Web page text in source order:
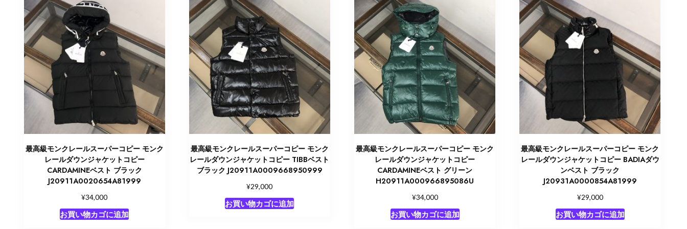
最高級モンクレールスーパーコピー モンク
レールダウンジャケットコピー
CARDAMINEベスト ブラック
J20911A0020654A81999
¥34,000
お買い物カゴに追加
最高級モンクレールスーパーコピー モンク
レールダウンジャケットコピー TIBBベスト
ブラック J20911A0009668950999
¥29,000
お買い物カゴに追加
最高級モンクレールスーパーコピー モンク
レールダウンジャケットコピー
CARDAMINEベスト グリーン
H20911A000966895086U
¥34,000
お買い物カゴに追加
最高級モンクレールスーパーコピー モンク
レールダウンジャケットコピー BADIAダウ
ンベスト ブラック
J20931A0000854A81999
¥29,000
お買い物カゴに追加